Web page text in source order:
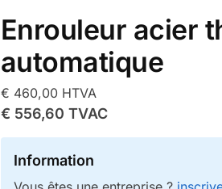
Enrouleur acier
automatique
€ 460,00 HTVA
€ 556,60 TVAC
Information